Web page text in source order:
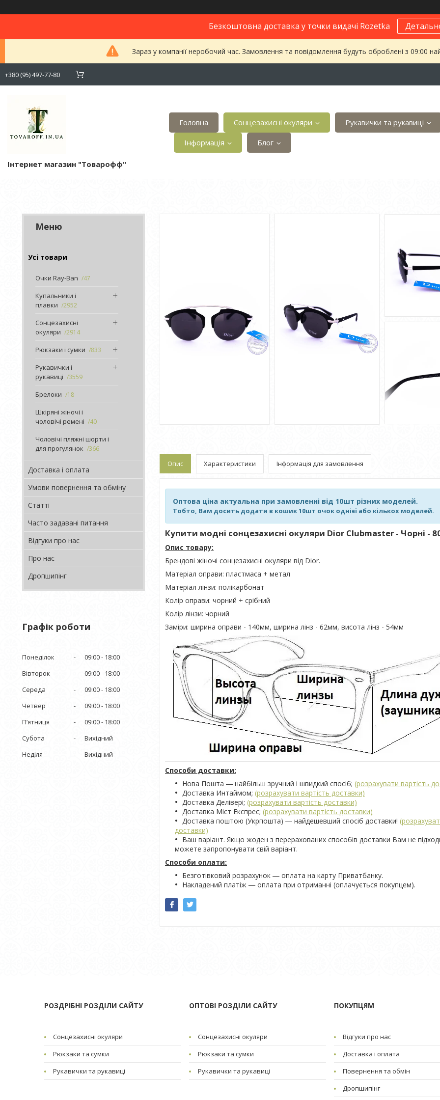
Безкоштовна доставка у точки видачі Rozetka
Зараз у компанії неробочий час. Замовлення та повідомлення будуть оброблені з 09:00
+380 (95) 497-77-80
Інтернет магазин "Товарофф"
Головна Сонцезахисні окуляри Рукавички та рукавиці
Інформація Блог
Усі товари
Очки Ray-Ban 47
Купальники і
плавки
2952
Сонцезахисні
окуляри
2914
Рюкзаки і сумки 833
Рукавички і
рукавиці
3559
Брелоки 18
Шкіряні жіночі і
чоловічі ремені
40
Чоловічі пляжні шорти і
для прогулянок
366
Доставка і оплата
Умови повернення та обміну
Статті
Часто задавані питання
Відгуки про нас
Про нас
Дропшипінг
Графік роботи
Понеділок 09:00
18:00
Вівторок
09:00
18:00
Середа
09:00
18:00
Четвер
09:00
18:00
Пʼятниця
09:00
18:00
Субота
Вихідний
Неділя
Вихідний
Опис Характеристики Інформація для замовлення
Оптова ціна актуальна при замовленні від 10шт різних моделей.
Тобто, Вам досить додати в кошик 10шт очок однієї або кількох моделей.
Купити модні сонцезахисні окуляри Dior Clubmaster - Чорні -
Опис товару:
Брендові жіночі сонцезахисні окуляри від Dior.
Матеріал оправи: пластмаса + метал
Матеріал лінзи: полікарбонат
Колір оправи: чорний + срібний
Колір лінзи: чорний
Заміри: ширина оправи - 140мм, ширина лінз - 62мм, висота лінз - 54мм
Способи доставки:
Нова Пошта ― найбільш зручний і швидкий спосіб; (розрахувати вартість
Доставка Интаймом; (розрахувати вартість доставки)
Доставка Делівері; (розрахувати вартість доставки)
Доставка Міст Експрес; (розрахувати вартість доставки)
Доставка поштою (Укрпошта) ― найдешевший спосіб доставки!
доставки)
Ваш варіант. Якщо жоден з перерахованих способів доставки Вам не
можете запропонувати свій варіант.
Способи оплати:
Безготівковий розрахунок ― оплата на карту Приватбанку.
Накладений платіж ― оплата при отриманні (оплачується покупцем).
РОЗДРІБНІ РОЗДІЛИ САЙТУ
Сонцезахисні окуляри
Рюкзаки та сумки
Рукавички та рукавиці
ОПТОВІ РОЗДІЛИ САЙТУ
Сонцезахисні окуляри
Рюкзаки та сумки
Рукавички та рукавиці
ПОКУПЦЯМ
Відгуки про нас
Доставка і оплата
Повернення та обмін
Дропшипінг